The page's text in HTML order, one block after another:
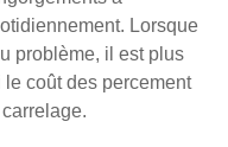
Lorsque
problème, il est plus
coût des percement